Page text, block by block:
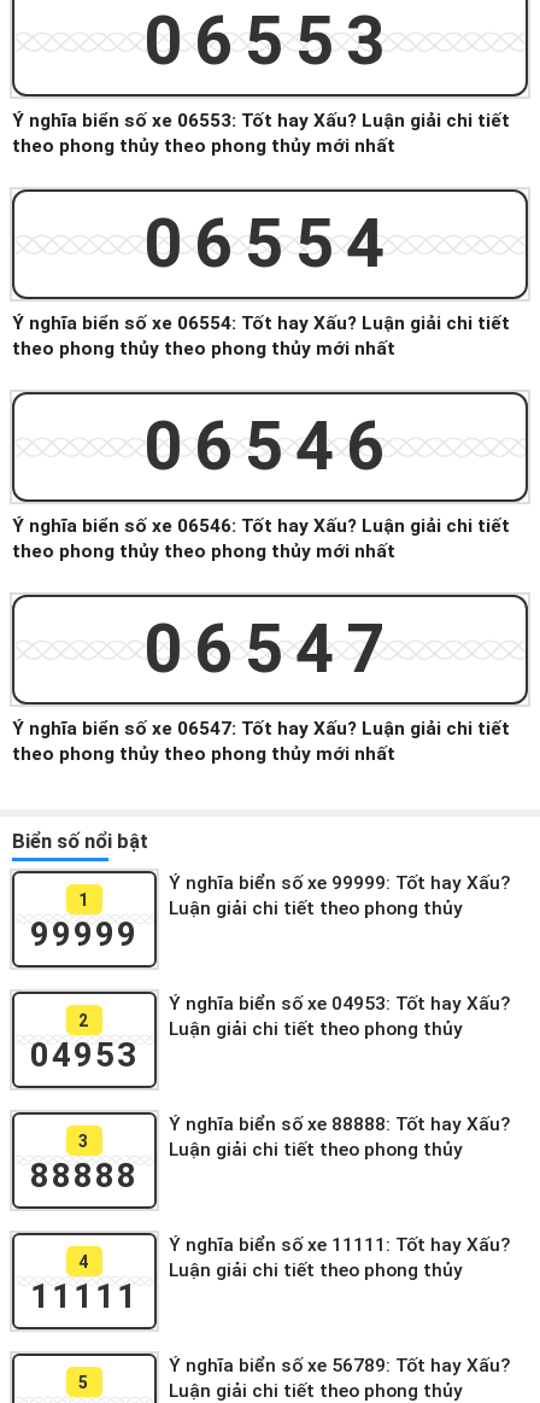
06553
Ý nghĩa biển số xe 06553: Tốt hay Xấu? Luận giải chi tiết
theo phong thủy theo phong thủy mới nhất
06554
Ý nghĩa biển số xe 06554: Tốt hay Xấu? Luận giải chi tiết
theo phong thủy theo phong thủy mới nhất
06546
Ý nghĩa biển số xe 06546: Tốt hay Xấu? Luận giải chi tiết
theo phong thủy theo phong thủy mới nhất
06547
Ý nghĩa biển số xe 06547: Tốt hay Xấu? Luận giải chi tiết
theo phong thủy theo phong thủy mới nhất
Biển số nổi bật
1
99999
Ý nghĩa biển số xe 99999: Tốt hay Xấu?
Luận giải chi tiết theo phong thủy
2
04953
Ý nghĩa biển số xe 04953: Tốt hay Xấu?
Luận giải chi tiết theo phong thủy
3
88888
Ý nghĩa biển số xe 88888: Tốt hay Xấu?
Luận giải chi tiết theo phong thủy
4
11111
Ý nghĩa biển số xe 11111: Tốt hay Xấu?
Luận giải chi tiết theo phong thủy
5
Ý nghĩa biển số xe 56789: Tốt hay Xấu?
Luận giải chi tiết theo phong thủy